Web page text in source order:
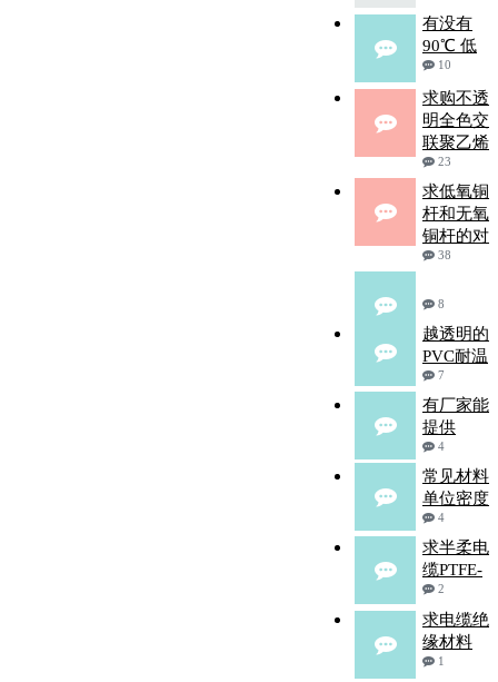
有没有
90℃ 低
10
求购不透
明全色交
联聚乙烯
23
求低氧铜
杆和无氧
铜杆的对
38
8
越透明的
PVC耐温
7
有厂家能
提供
4
常见材料
单位密度
4
求半柔电
缆PTFE-
2
求电缆绝
缘材料
1